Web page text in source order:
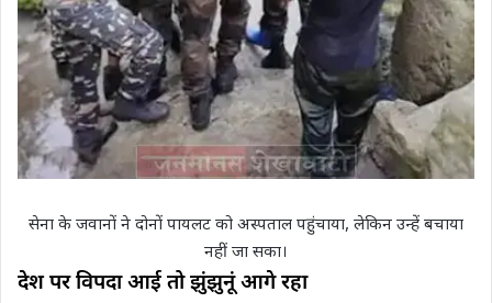
सेना के जवानों ने दोनों पायलट को अस्पताल पहुंचाया, लेकिन उन्हें बचाया
नहीं जा सका।
देश पर विपदा आई तो झुंझुनूं आगे रहा